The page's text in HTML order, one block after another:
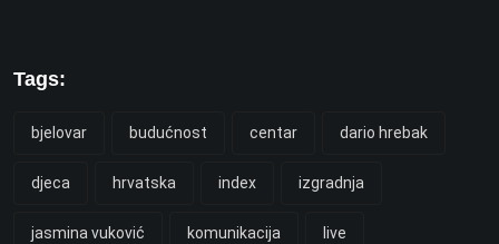
Tags:
bjelovar budućnost centar dario hrebak
djeca hrvatska index izgradnja
jasmina vuković komunikacija live